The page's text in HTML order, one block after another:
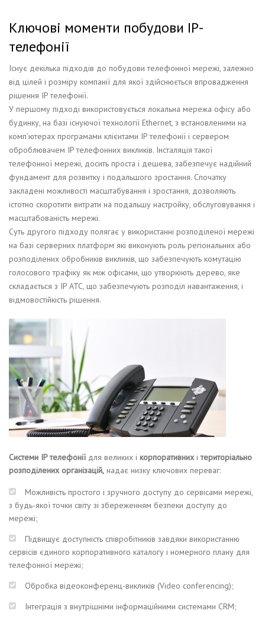
Ключові моменти побудови IP-
телефонії
Існує декілька підходів до побудови телефонної мережі, залежно
від цілей і розміру компанії для якої здійснюється впровадження
рішення IP телефонії.
У першому підході використовується локальна мережа офісу або
будинку, на базі існуючої технології Ethernet, з встановленими на
комп’ютерах програмами клієнтами IP телефонії і сервером
оброблювачем IP телефонних викликів. Інсталяція такої
телефонної мережі, досить проста і дешева, забезпечує надійний
фундамент для розвитку і подальшого зростання. Спочатку
закладені можливості масштабування і зростання, дозволяють
істотно скоротити витрати на подальшу настройку, обслуговування і
масштабованість мережі.
Суть другого підходу полягає у використанні розподіленої мережі
на базі серверних платформ які виконують роль регіональних або
розподілених обробників викликів, що забезпечують комутацію
голосового трафіку як між офісами, що утворюють дерево, яке
складається з IP АТС, що забезпечують розподіл навантаження, і
відмовостійкість рішення.
Системи IP телефонії для великих і корпоративнихітериторіально
розподілених організацій, надає низку ключових переваг:
Можливість простого і зручного доступу до сервісами мережі,
з будь-якої точки світу зі збереженням безпеки доступу до
мережі;
Підвищує доступність співробітників завдяки використанню
сервісів єдиного корпоративного каталогу і номерного плану для
телефонної мережі;
Обробка відеоконференц-викликів (Video conferencing);
Інтеграція з внутрішніми інформаційними системами CRM;